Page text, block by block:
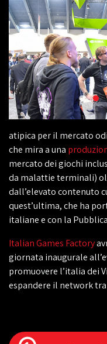
atipica per il mercato
che mira a una
mercato dei giochi
da malattie terminali)
dall’elevato contenuto
quest’ultima, che ha
italiane e con la
Italian Games Factory
giornata inaugurale
promuovere l’italia dei
espandere il network